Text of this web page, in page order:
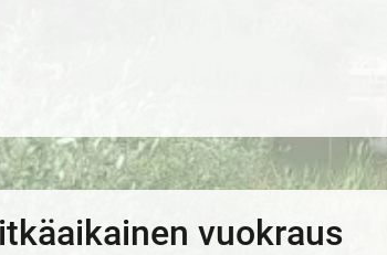
vuokraus